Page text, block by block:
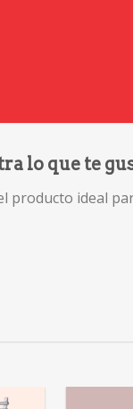
lo que te
producto ideal